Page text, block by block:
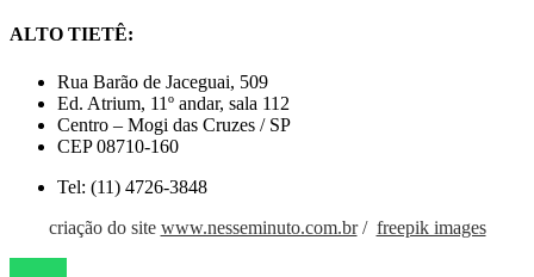
ALTO TIETÊ:
Rua Barão de Jaceguai, 509
Ed. Atrium, 11º andar, sala 112
Centro – Mogi das Cruzes / SP
CEP 08710-160
Tel: (11) 4726-3848
criação do site www.nesseminuto.com.br/ freepik images